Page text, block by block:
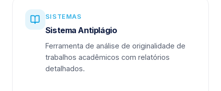
SISTEMAS
Sistema Antiplágio
Ferramenta de análise de originalidade de
trabalhos acadêmicos com relatórios
detalhados.